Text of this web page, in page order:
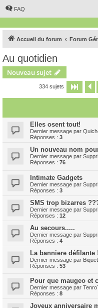
FAQ
Accueil du forum Forum
Au quotidien
Nouveau sujet
334 sujets Page
Elles osent tout!
Dernier message par
Réponses : 3
Un nouveau nom
Dernier message par
Réponses : 76
Intimate Gadgets
Dernier message par
Réponses : 3
SMS trop bizarres
Dernier message par
Réponses : 12
Au secours.....
Dernier message par
Réponses : 4
La banniere défilante !
Dernier message par
Réponses : 53
Pour que maugeo et
Dernier message par
Réponses : 8
Joyeux anniversaire